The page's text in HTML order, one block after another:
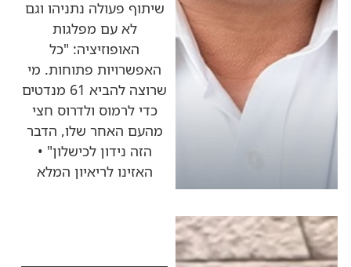
שיתוף פעולה נתניהו וגם
לא עם מפלגות
האופוזיציה: "כל
האפשרויות פתוחות. מי
שרוצה להביא 61 מנדטים
כדי לרמוס ולדרוס חצי
מהעם האחר שלו, הדבר
הזה נידון לכישלון" •
האזינו לריאיון המלא